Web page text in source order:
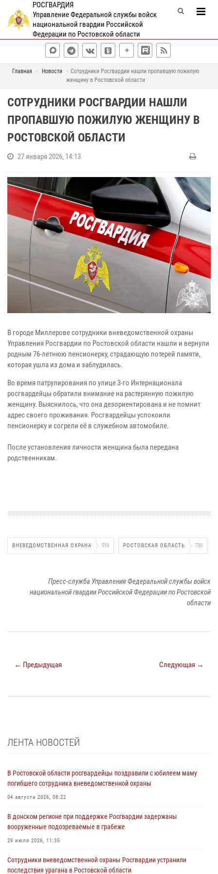
РОСГВАРДИЯ
Управление Федеральной службы войск
национальной гвардии Российской
Федерации по Ростовской области
Главная Новости
Сотрудники Росгвардии нашли пропавшую пожилую
женщину в Ростовской области
СОТРУДНИКИ РОСГВАРДИИ НАШЛИ
ПРОПАВШУЮ ПОЖИЛУЮ ЖЕНЩИНУ В
РОСТОВСКОЙ ОБЛАСТИ
27 января 2026, 14:13
В городе Миллерове сотрудники вневедомственной охраны
Управления Росгвардии по Ростовской области нашли и вернули
родным 76-летнюю пенсионерку, страдающую потерей памяти,
которая ушла из дома и заблудилась.
Во время патрулирования по улице 3-го Интернационала
росгвардейцы обратили внимание на растерянную пожилую
женщину. Выяснилось, что она дезориентирована и не помнит
адрес своего проживания. Росгвардейцы успокоили
пенсионерку и согрели её в служебном автомобиле.
После установления личности женщина была передана
родственникам.
ВНЕВЕДОМСТВЕННАЯ ОХРАНА 519 РОСТОВСКАЯ ОБЛАСТЬ 730
Пресс-служба Управления Федеральной службы войск
национальной гвардии Российской Федерации по Ростовской
области
← Предыдущая Следующая →
ЛЕНТА НОВОСТЕЙ
В Ростовской области росгвардейцы поздравили с юбилеем маму
погибшего сотрудника вневедомственной охраны
04 августа 2026, 08:22
В донском регионе при поддержке Росгвардии задержаны
вооруженные подозреваемые в грабеже
29 июля 2026, 11:35
Сотрудники вневедомственной охраны Росгвардии устранили
последствия урагана в Ростовской области